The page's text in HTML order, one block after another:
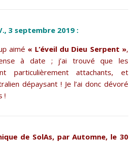
3 septembre 2019 :
aimé « L’éveil du Dieu Serpent »,
à date ; j’ai trouvé que les
particulièrement attachants, et
dépaysant ! Je l’ai donc dévoré
!
de SolAs, par Automne, le 30